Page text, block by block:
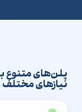
پلن‌های متنوع
نیازهای مختلف